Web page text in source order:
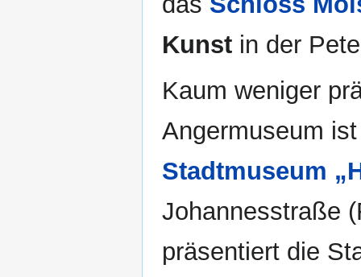
Kunst in der
Kaum weniger
Angermuseum
Stadtmuseum
Johannesstraße
präsentiert die